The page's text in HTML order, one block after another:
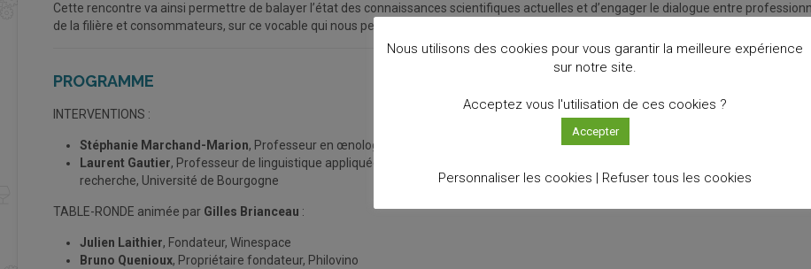
Cette rencontre va ainsi permettre de balayer l’état des connaissances scientifiques actuelles et d’engager le dialogue entre
de la filière et consommateurs, sur ce vocable qui nous permet de décrire les vins que nous dégustons.
PROGRAMME
INTERVENTIONS :
Stéphanie Marchand-Marion, Professeur en œnologie, UMR Œno, Institut des Sciences de la Vigne et du Vin, Université de
Laurent Gautier, Professeur de linguistique appliquée, Directeur du Centre Interlangues TIL , Vice-président délégué à la
recherche, Université de Bourgogne
TABLE-RONDE animée par Gilles Brianceau :
Julien Laithier, Fondateur, Winespace
Bruno Quenioux, Propriétaire fondateur, Philovino
Nous utilisons des cookies pour vous garantir la meilleure expérience
sur notre site.
Acceptez vous l'utilisation de ces cookies ?
Accepter
Personnaliser les cookies | Refuser tous les cookies